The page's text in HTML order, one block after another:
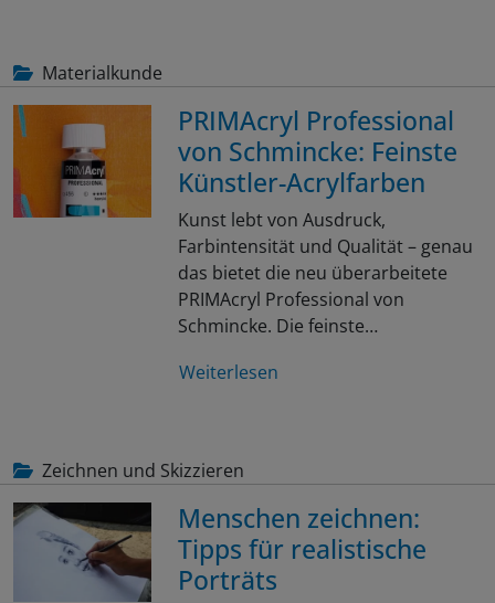
Materialkunde
PRIMAcryl Professional
von Schmincke: Feinste
Künstler-Acrylfarben
Kunst lebt von Ausdruck,
Farbintensität und Qualität – genau
das bietet die neu überarbeitete
PRIMAcryl Professional von
Schmincke. Die feinste…
Weiterlesen
Zeichnen und Skizzieren
Menschen zeichnen:
Tipps für realistische
Porträts